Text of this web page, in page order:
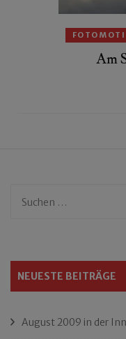
Am
Suchen
NEUESTE BEITRÄGE
August 2009 in der